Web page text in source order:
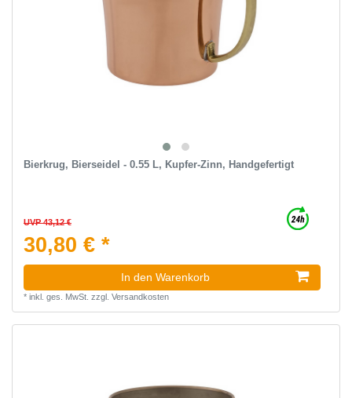
Bierkrug, Bierseidel - 0.55 L, Kupfer-Zinn, Handgefertigt
UVP 43,12 €
30,80 € *
In den Warenkorb
* inkl. ges. MwSt. zzgl. Versandkosten